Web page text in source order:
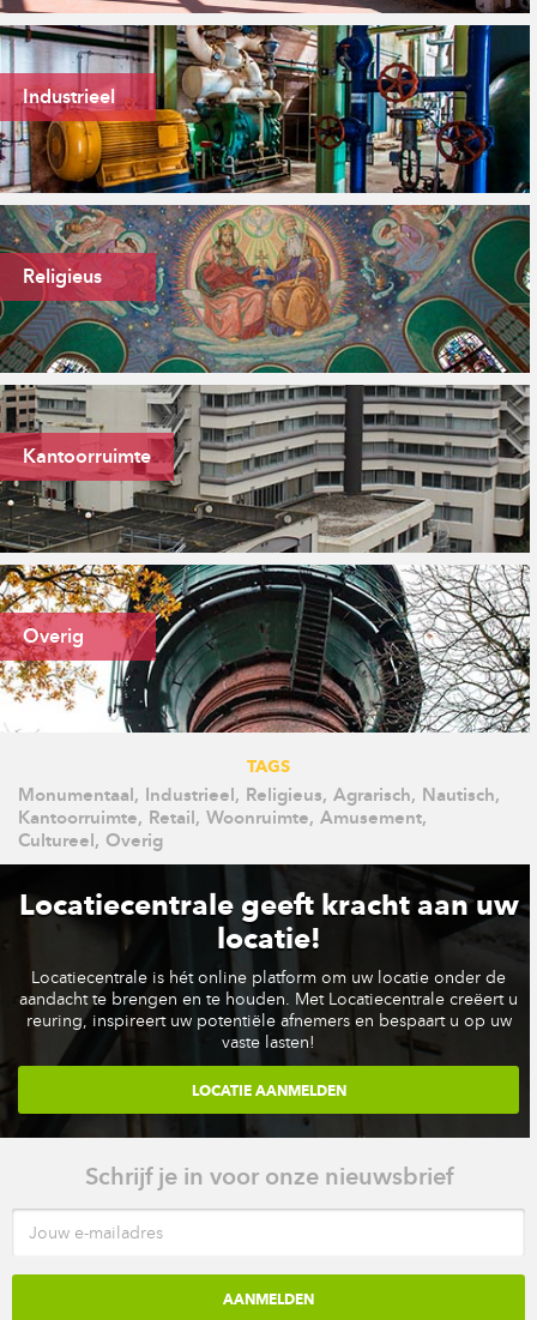
De Waalse Kerk
ROTTERDAM
Kloosterdorp Steyl
STEYL
Alle locaties
BEKIJK ALLE LOCATIES
Dongecentrale
GEERTRUIDENBERG
Grote Kerk Veenhuizen
Industrieel
Religieus
Kantoorruimte
Overig
TAGS
Monumentaal, Industrieel, Religieus, Agrarisch, Nautisch,
Kantoorruimte, Retail, Woonruimte, Amusement,
Cultureel, Overig
Locatiecentrale geeft kracht aan uw
locatie!
Locatiecentrale is hét online platform om uw locatie onder de
aandacht te brengen en te houden. Met Locatiecentrale creëert u
reuring, inspireert uw potentiële afnemers en bespaart u op uw
vaste lasten!
LOCATIE AANMELDEN
Schrijf je in voor onze nieuwsbrief